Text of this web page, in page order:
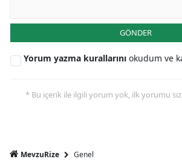
GÖNDER
Yorum yazma kurallarını okudum ve
* Bu içerik ile ilgili yorum yok, ilk yorumu siz
MevzuRize Genel